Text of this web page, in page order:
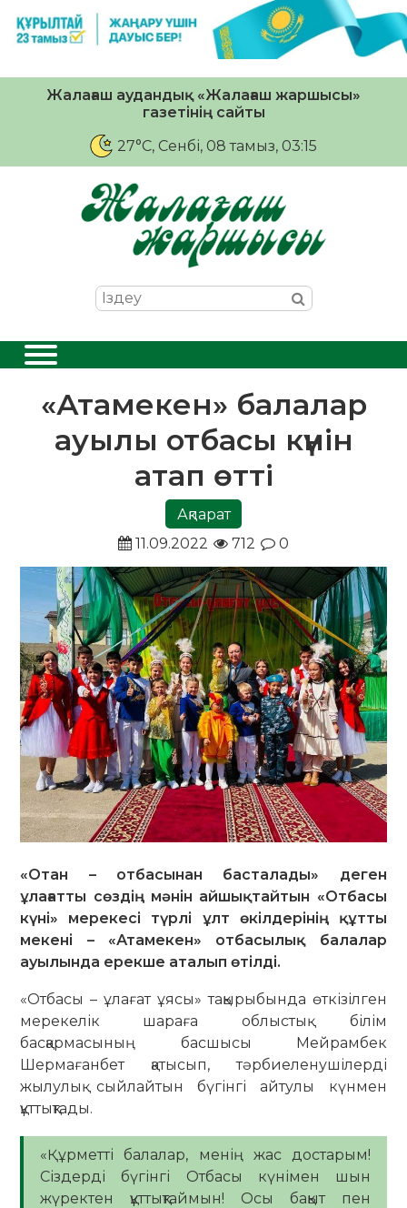
Жалағаш аудандық «Жалағаш жаршысы»
газетінің сайты
27°C, Сенбі, 08 тамыз, 03:15
«Атамекен» балалар
ауылы отбасы күнін
атап өтті
Ақпарат
11.09.2022
712 0
«Отан – отбасынан басталады» деген
ұлағатты сөздің мәнін айшықтайтын «Отбасы
күні» мерекесі түрлі ұлт өкілдерінің құтты
мекені – «Атамекен» отбасылық балалар
ауылында ерекше аталып өтілді.
«Отбасы – ұлағат ұясы» тақырыбында өткізілген
мерекелік шараға облыстық білім
басқармасының басшысы Мейрамбек
Шермағанбет қатысып, тәрбиеленушілерді
жылулық сыйлайтын бүгінгі айтулы күнмен
құттықтады.
«Құрметті балалар, менің жас достарым!
Сіздерді бүгінгі Отбасы күнімен шын
жүректен құттықтаймын! Осы бақыт пен